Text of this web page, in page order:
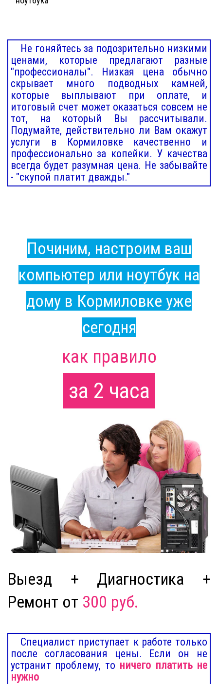
Не гоняйтесь за подозрительно низкими
ценами, которые предлагают разные
"профессионалы". Низкая цена обычно
скрывает много подводных камней,
которые выплывают при оплате, и
итоговый счет может оказаться совсем не
тот, на который Вы рассчитывали.
Подумайте, действительно ли Вам окажут
услуги в Кормиловке качественно и
профессионально за копейки. У качества
всегда будет разумная цена. Не забывайте
- "скупой платит дважды."
Починим, настроим ваш
компьютер или ноутбук на
дому в Кормиловке уже
сегодня
как правило
за 2 часа
Выезд + Диагностика +
Ремонт от 300 руб.
Специалист приступает к работе только
после согласования цены. Если он не
устранит проблему, то ничего платить не
нужно